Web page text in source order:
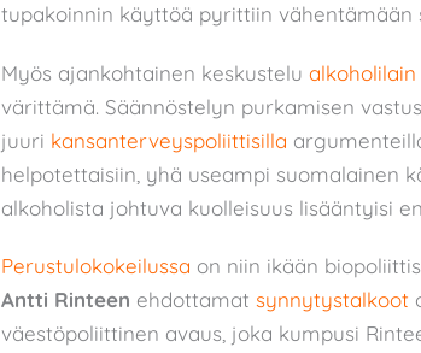
tupakoinnin käyttöä pyrittiin vähentämään
Myös ajankohtainen keskustelu alkoholilain
värittämä. Säännöstelyn purkamisen
juuri kansanterveyspoliittisilla
helpotettaisiin, yhä useampi suomalainen
alkoholista johtuva kuolleisuus lisääntyisi
Perustulokokeilussa on niin ikään
Antti Rinteen ehdottamat synnytystalkoot
väestöpoliittinen avaus, joka kumpusi